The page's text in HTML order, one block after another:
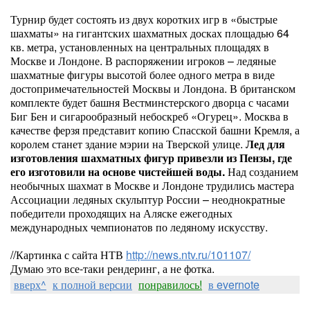
Турнир будет состоять из двух коротких игр в «быстрые
шахматы» на гигантских шахматных досках площадью 64
кв. метра, установленных на центральных площадях в
Москве и Лондоне. В распоряжении игроков – ледяные
шахматные фигуры высотой более одного метра в виде
достопримечательностей Москвы и Лондона. В британском
комплекте будет башня Вестминстерского дворца с часами
Биг Бен и сигарообразный небоскреб «Огурец». Москва в
качестве ферзя представит копию Спасской башни Кремля, а
королем станет здание мэрии на Тверской улице. Лед для
изготовления шахматных фигур привезли из Пензы, где
его изготовили на основе чистейшей воды.Над созданием
необычных шахмат в Москве и Лондоне трудились мастера
Ассоциации ледяных скульптур России – неоднократные
победители проходящих на Аляске ежегодных
международных чемпионатов по ледяному искусству.
//Картинка с сайта НТВ http://news.ntv.ru/101107/
Думаю это все-таки рендеринг, а не фотка.
вверх^ к полной версии понравилось! в evernote